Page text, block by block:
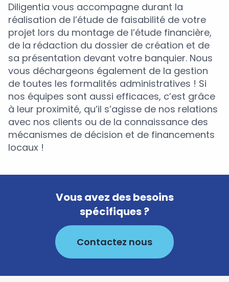
Diligentia vous accompagne durant la
réalisation de l’étude de faisabilité de votre
projet lors du montage de l’étude financière,
de la rédaction du dossier de création et de
sa présentation devant votre banquier. Nous
vous déchargeons également de la gestion
de toutes les formalités administratives ! Si
nos équipes sont aussi efficaces, c’est grâce
à leur proximité, qu’il s’agisse de nos relations
avec nos clients ou de la connaissance des
mécanismes de décision et de financements
locaux !
Vous avez des besoins
spécifiques ?
Contactez nous